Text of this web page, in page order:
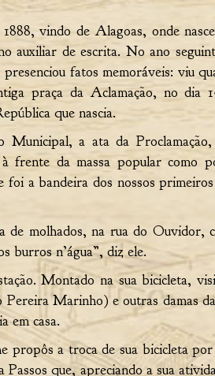
vindo de Alagoas, onde
auxiliar de escrita. No ano
fatos memoráveis: viu
praça da Aclamação, no dia
que nascia.
Municipal, a ata da Proclamação,
frente da massa popular como
a bandeira dos nossos
de molhados, na rua do Ouvidor,
burros n’água”, diz ele.
Montado na sua bicicleta,
Pereira Marinho) e outras damas
em casa.
propôs a troca de sua bicicleta por
que, apreciando a sua